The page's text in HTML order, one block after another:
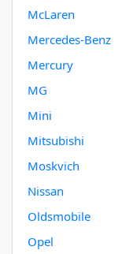
McLaren
Mercedes-Benz
Mercury
MG
Mini
Mitsubishi
Moskvich
Nissan
Oldsmobile
Opel